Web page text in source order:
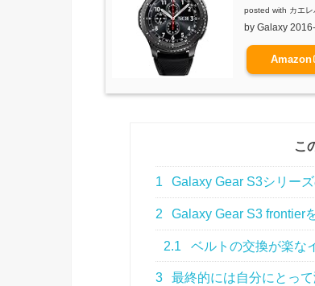
posted with カエレ
by Galaxy
Amazon
こ
1 Galaxy Gear S3シリー
2 Galaxy Gear S3 frontier
2.1 ベルトの交換が楽な
3 最終的には自分にとっ